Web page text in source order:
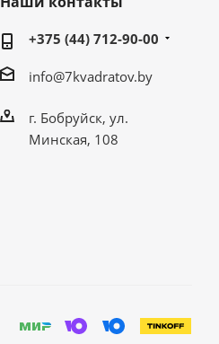
+375 (44) 712-90-00
info@7kvadratov.by
г. Бобруйск, ул.
Минская, 108